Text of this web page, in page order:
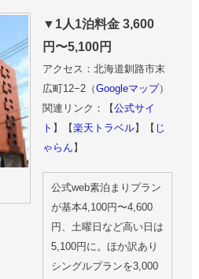
▼1人1泊料金 3,600
円〜5,100円
アクセス：北海道釧路市末
広町12−2（Googleマップ）
関連リンク：【公式サイ
ト 】【楽天トラベル】【 じ
ゃらん 】
公式web素泊まりプラン
が基本4,100円〜4,600
円、土曜日など高い日は
5,100円に。ほか訳あり
シングルプランを3,000